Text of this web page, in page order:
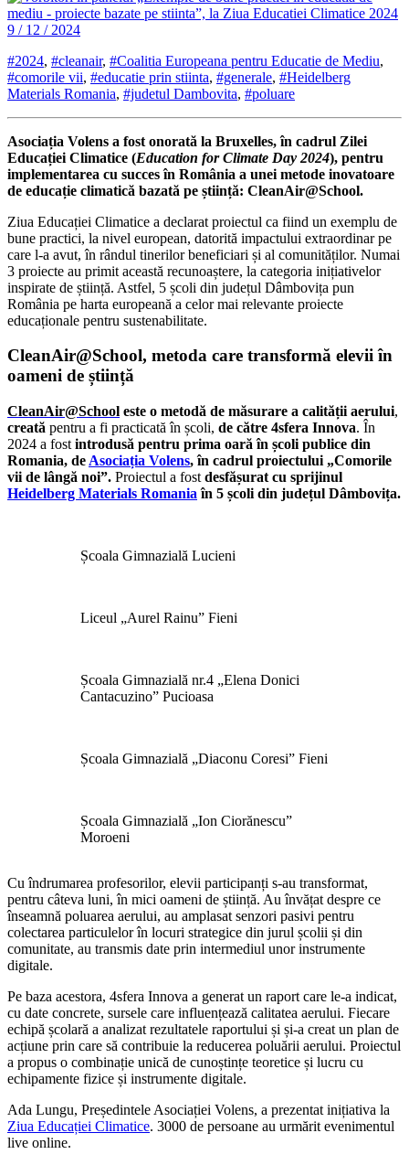
9 / 12 / 2024
#2024, #cleanair, #Coalitia Europeana pentru Educatie de Mediu,
#comorile vii, #educatie prin stiinta, #generale, #Heidelberg
Materials Romania, #judetul Dambovita, #poluare
Asociația Volens a fost onorată la Bruxelles, în cadrul Zilei
Educației Climatice (Education for Climate Day 2024), pentru
implementarea cu succes în România a unei metode inovatoare
de educație climatică bazată pe știință: CleanAir@School.
Ziua Educației Climatice a declarat proiectul ca fiind un exemplu de
bune practici, la nivel european, datorită impactului extraordinar pe
care l-a avut, în rândul tinerilor beneficiari și al comunităților. Numai
3 proiecte au primit această recunoaștere, la categoria inițiativelor
inspirate de știință. Astfel, 5 școli din județul Dâmbovița pun
România pe harta europeană a celor mai relevante proiecte
educaționale pentru sustenabilitate.
CleanAir@School, metoda care transformă elevii în
oameni de știință
CleanAir@School este o metodă de măsurare a calității aerului,
creată pentru a fi practicată în școli, de către 4sfera Innova. În
2024 a fost introdusă pentru prima oară în școli publice din
Romania, de Asociația Volens, în cadrul proiectului „Comorile
vii de lângă noi”. Proiectul a fost desfășurat cu sprijinul
Heidelberg Materials Romania în 5 școli din județul Dâmbovița.
Școala Gimnazială Lucieni
Liceul „Aurel Rainu” Fieni
Școala Gimnazială nr.4 „Elena Donici
Cantacuzino” Pucioasa
Școala Gimnazială „Diaconu Coresi” Fieni
Școala Gimnazială „Ion Ciorănescu”
Moroeni
Cu îndrumarea profesorilor, elevii participanți s-au transformat,
pentru câteva luni, în mici oameni de știință. Au învățat despre ce
înseamnă poluarea aerului, au amplasat senzori pasivi pentru
colectarea particulelor în locuri strategice din jurul școlii și din
comunitate, au transmis date prin intermediul unor instrumente
digitale.
Pe baza acestora, 4sfera Innova a generat un raport care le-a indicat,
cu date concrete, sursele care influențează calitatea aerului. Fiecare
echipă școlară a analizat rezultatele raportului și și-a creat un plan de
acțiune prin care să contribuie la reducerea poluării aerului. Proiectul
a propus o combinație unică de cunoștințe teoretice și lucru cu
echipamente fizice și instrumente digitale.
Ada Lungu, Președintele Asociației Volens, a prezentat inițiativa la
Ziua Educației Climatice. 3000 de persoane au urmărit evenimentul
live online.